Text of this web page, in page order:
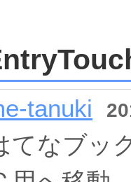
tanuki
てなブッ